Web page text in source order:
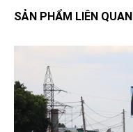
SẢN PHẨM LIÊN QUAN